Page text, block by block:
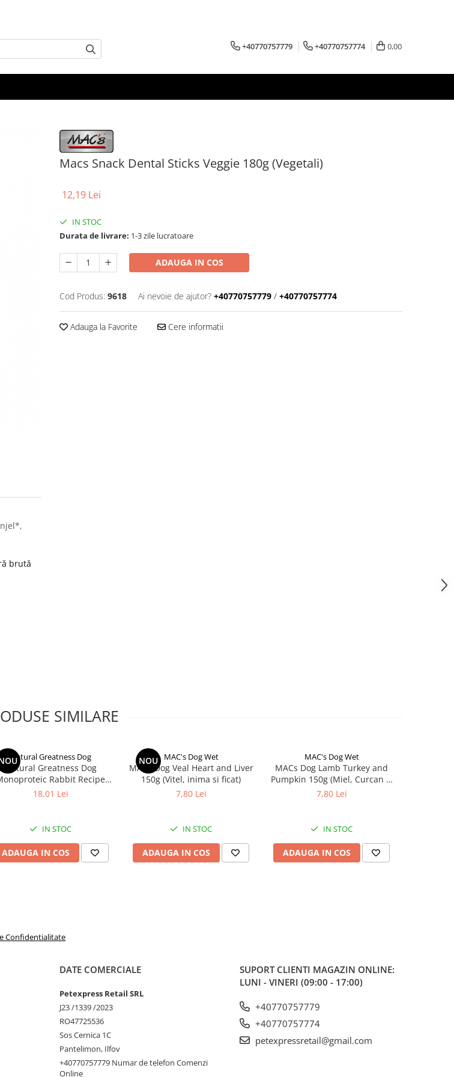
+40770757779 +40770757774 0,00
Macs Snack Dental Sticks Veggie 180g (Vegetali)
12,19 Lei
IN STOC
Durata de livrare: 1-3 zile lucratoare
ADAUGA IN COS
Cod Produs: 9618 Ai nevoie de ajutor? +40770757779 / +40770757774
Adauga la Favorite Cere informatii
brută
SIMILARE
Natural Greatness Dog
Natural Greatness Dog
Rabbit Recipe
400g
18,01 Lei
IN STOC
ADAUGA IN COS
NOU MAC's Dog Wet
MACs Dog Veal Heart and Liver
150g (Vitel, inima si ficat)
7,80 Lei
IN STOC
ADAUGA IN COS
MAC's Dog Wet
MACs Dog Lamb Turkey and
Pumpkin 150g (Miel, Curcan și
Dovleac)
7,80 Lei
IN STOC
ADAUGA IN COS
Confidentialitate
DATE COMERCIALE
Petexpress Retail SRL
J23 /1339 /2023
RO47725536
Sos Cernica 1C
Pantelimon, Ilfov
+40770757779 Numar de telefon Comenzi
Online
SUPORT CLIENTI MAGAZIN ONLINE:
LUNI - VINERI (09:00 - 17:00)
+40770757779
+40770757774
petexpressretail@gmail.com